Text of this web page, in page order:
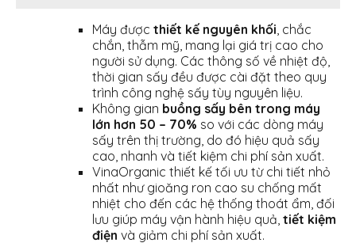
Máy được thiết kế nguyên khối , chắc
chắn, thẫm mỹ, mang lại giá trị cao cho
người sử dụng. Các thông số về nhiệt độ,
thời gian sấy đều được cài đặt theo quy
trình công nghệ sấy tùy nguyên liệu.
Không gian buồng sấy bên trong máy
lớn hơn 50 – 70% so với các dòng máy
sấy trên thị trường, do đó hiệu quả sấy
cao, nhanh và tiết kiệm chi phí sản xuất.
VinaOrganic thiết kế tối ưu từ chi tiết nhỏ
nhất như gioăng ron cao su chống mất
nhiệt cho đến các hệ thống thoát ẩm, đối
lưu giúp máy vận hành hiệu quả, tiết kiệm
điện và giảm chi phí sản xuất.